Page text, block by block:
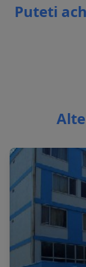
Puteti